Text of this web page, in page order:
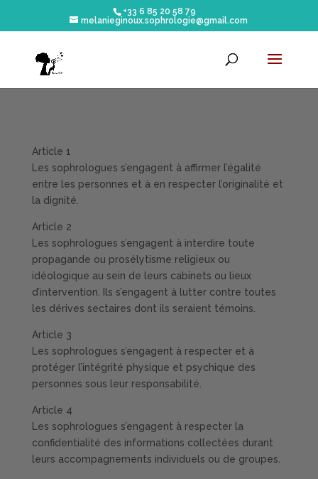
+33 6 85 20 58 79
melanieginoux.sophrologie@gmail.com
Article 1
Les sophrologues s’engagent à affirmer l’égalité
entre les personnes et à en respecter l’originalité et
la dignité.
Article 2
Les sophrologues s’engagent à interdire toute
propagande ou prosélytisme religieux ou
idéologique au sein de leurs cabinets ou lieux
d’intervention. Ils s’engagent à lutter contre toutes
les dérives sectaires dont ils seraient témoins.
Article 3
Les sophrologues s’engagent à respecter et à
protéger l’intégrité physique et psychique des
personnes sous leur responsabilité.
Article 4
Les sophrologues s’engagent à respecter la
confidentialité des informations collectées durant
leurs accompagnements individuels ou de groupes.